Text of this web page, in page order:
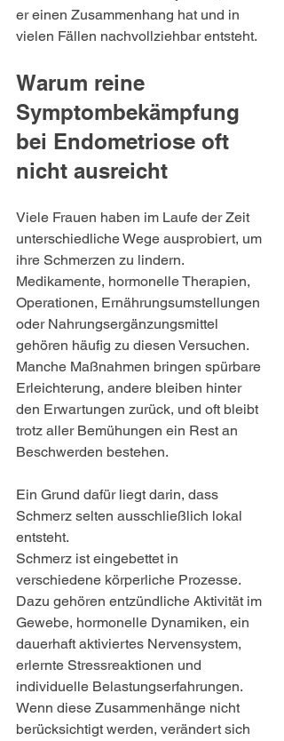
er einen Zusammenhang hat und in
vielen Fällen nachvollziehbar entsteht.
Warum reine
Symptombekämpfung
bei Endometriose oft
nicht ausreicht
Viele Frauen haben im Laufe der Zeit
unterschiedliche Wege ausprobiert, um
ihre Schmerzen zu lindern.
Medikamente, hormonelle Therapien,
Operationen, Ernährungsumstellungen
oder Nahrungsergänzungsmittel
gehören häufig zu diesen Versuchen.
Manche Maßnahmen bringen spürbare
Erleichterung, andere bleiben hinter
den Erwartungen zurück, und oft bleibt
trotz aller Bemühungen ein Rest an
Beschwerden bestehen.
Ein Grund dafür liegt darin, dass
Schmerz selten ausschließlich lokal
entsteht.
Schmerz ist eingebettet in
verschiedene körperliche Prozesse.
Dazu gehören entzündliche Aktivität im
Gewebe, hormonelle Dynamiken, ein
dauerhaft aktiviertes Nervensystem,
erlernte Stressreaktionen und
individuelle Belastungserfahrungen.
Wenn diese Zusammenhänge nicht
berücksichtigt werden, verändert sich